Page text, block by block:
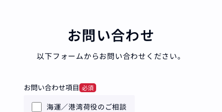
お問い合わせ
以下フォームからお問い合わせください。
お問い合わせ項目 必須
海運／港湾荷役のご相談